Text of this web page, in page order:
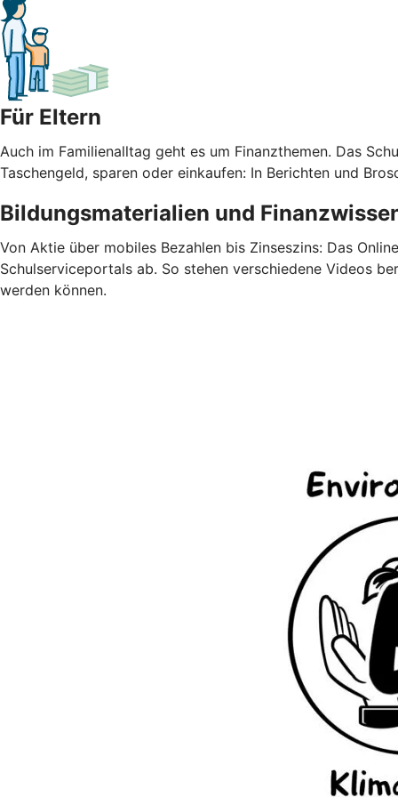
Für Eltern
Auch im Familienalltag geht es um Finanzthemen. Das
Taschengeld, sparen oder einkaufen: In Berichten und
Bildungsmaterialien und
Von Aktie über mobiles Bezahlen bis Zinseszins: Das
Schulserviceportals ab. So stehen verschiedene Videos
werden können.